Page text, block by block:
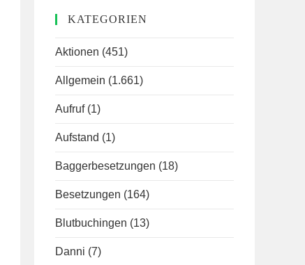
KATEGORIEN
Aktionen (451)
Allgemein (1.661)
Aufruf (1)
Aufstand (1)
Baggerbesetzungen (18)
Besetzungen (164)
Blutbuchingen (13)
Danni (7)